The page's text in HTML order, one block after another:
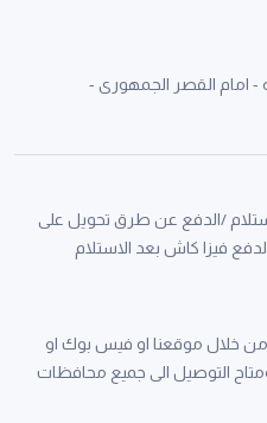
- امام القصر الجمهورى -
/الدفع عن طرق تحويل على
فيزا كاش بعد الاستلام
من خلال موقعنا او فيس بوك او
التوصيل الى جميع محافظات